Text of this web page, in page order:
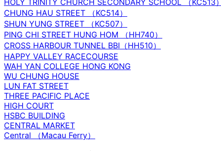
CHUNG HAU STREET （KC514）
SHUN YUNG STREET （KC507）
PING CHI STREET HUNG HOM （HH740）
CROSS HARBOUR TUNNEL BBI（HH510）
HAPPY VALLEY RACECOURSE
WAH YAN COLLEGE HONG KONG
WU CHUNG HOUSE
LUN FAT STREET
THREE PACIFIC PLACE
HIGH COURT
HSBC BUILDING
CENTRAL MARKET
Central （Macau Ferry）